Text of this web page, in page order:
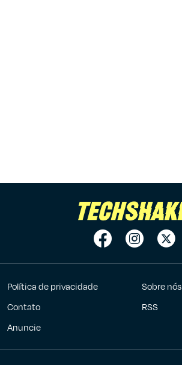
Política de privacidade
Sobre nós
Contato
RSS
Anuncie